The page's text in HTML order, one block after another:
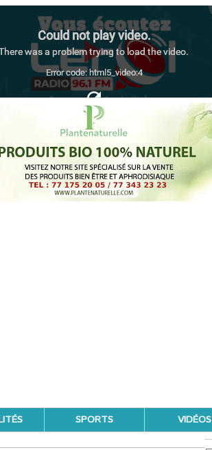
SPORTS VIDÉOS